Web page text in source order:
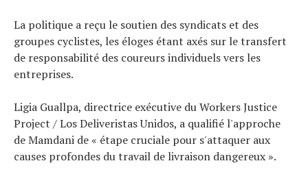
La politique a reçu le soutien des syndicats et des
groupes cyclistes, les éloges étant axés sur le transfert
de responsabilité des coureurs individuels vers les
entreprises.
Ligia Guallpa, directrice exécutive du Workers Justice
Project / Los Deliveristas Unidos, a qualifié l'approche
de Mamdani de « étape cruciale pour s'attaquer aux
causes profondes du travail de livraison dangereux ».